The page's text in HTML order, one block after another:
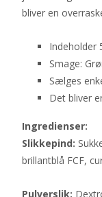
bliver en
Indeholder
Smage:
Sælges
Det bliver
Ingredienser:
Slikkepind:
brillantblå FCF,
Pulverslik: